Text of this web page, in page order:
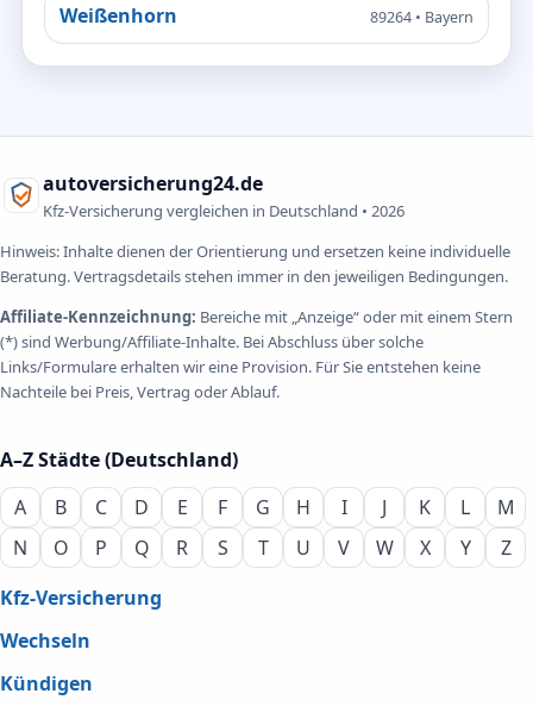
Weißenhorn 89264 • Bayern
autoversicherung24.de
Kfz-Versicherung vergleichen in Deutschland • 2026
Hinweis: Inhalte dienen der Orientierung und ersetzen keine individuelle
Beratung. Vertragsdetails stehen immer in den jeweiligen Bedingungen.
Affiliate-Kennzeichnung: Bereiche mit „Anzeige“ oder mit einem Stern
(*) sind Werbung/Affiliate-Inhalte. Bei Abschluss über solche
Links/Formulare erhalten wir eine Provision. Für Sie entstehen keine
Nachteile bei Preis, Vertrag oder Ablauf.
A–Z Städte (Deutschland)
A
B C D E F G H I J K L
M
N
O P Q R S T U V W X Y
Z
Kfz-Versicherung
Wechseln
Kündigen